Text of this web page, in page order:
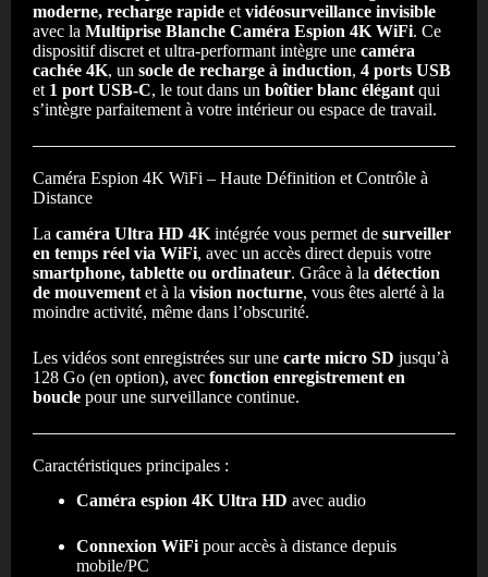
moderne, recharge rapide et vidéosurveillance invisible
avec la Multiprise Blanche Caméra Espion 4K WiFi. Ce
dispositif discret et ultra-performant intègre une caméra
cachée 4K, un socle de recharge à induction, 4 ports USB
et 1 port USB-C, le tout dans un boîtier blanc élégant qui
s’intègre parfaitement à votre intérieur ou espace de travail.
Caméra Espion 4K WiFi – Haute Définition et Contrôle à
Distance
La caméra Ultra HD 4K intégrée vous permet de surveiller
en temps réel via WiFi, avec un accès direct depuis votre
smartphone, tablette ou ordinateur. Grâce à la détection
de mouvement et à la vision nocturne, vous êtes alerté à la
moindre activité, même dans l’obscurité.
Les vidéos sont enregistrées sur une carte micro SD jusqu’à
128 Go (en option), avec fonction enregistrement en
boucle pour une surveillance continue.
Caractéristiques principales :
Caméra espion 4K Ultra HD avec audio
Connexion WiFi pour accès à distance depuis
mobile/PC